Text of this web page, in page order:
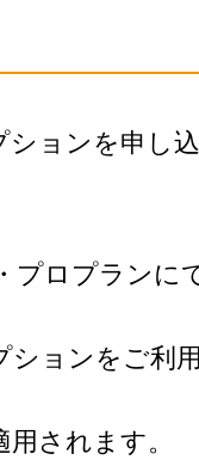
ションを申し
プロプランに
ションをご利
されます。